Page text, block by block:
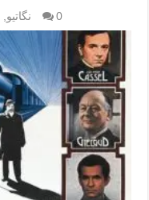
نگاتیو 0